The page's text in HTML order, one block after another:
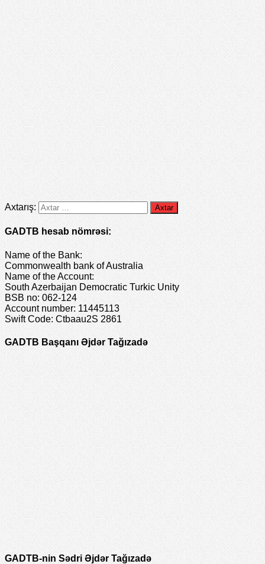
Axtarış:
GADTB hesab nömrəsi:
Name of the Bank:
Commonwealth bank of Australia
Name of the Account:
South Azerbaijan Democratic Turkic Unity
BSB no: 062-124
Account number: 11445113
Swift Code: Ctbaau2S 2861
GADTB Başqanı Əjdər Tağızadə
GADTB-nin Sədri Əjdər Tağızadə